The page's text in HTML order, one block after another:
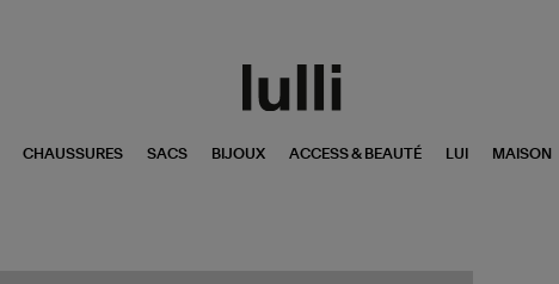
CHAUSSURES SACS BIJOUX ACCESS & BEAUTÉ LUI MAISON